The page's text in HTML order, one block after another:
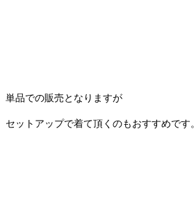
単品での販売となりますが
セットアップで着て頂くのもおすすめです。